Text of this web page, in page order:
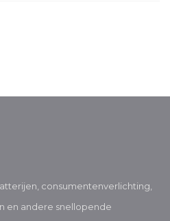
consumentenverlichting,
en andere snellopende